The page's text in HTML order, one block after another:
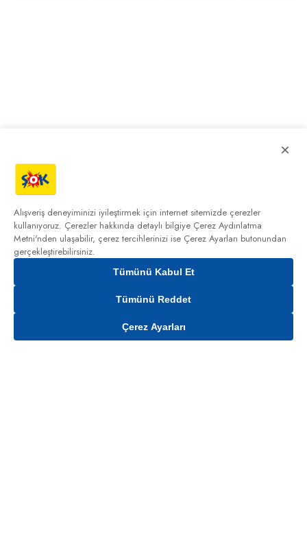
Sepete Ekle
×
Alışveriş deneyiminizi iyileştirmek için internet sitemizde çerezler
kullanıyoruz. Çerezler hakkında detaylı bilgiye Çerez Aydınlatma
Metni'nden ulaşabilir, çerez tercihlerinizi ise Çerez Ayarları butonundan
gerçekleştirebilirsiniz.
Tümünü Kabul Et
Tümünü Reddet
Çerez Ayarları